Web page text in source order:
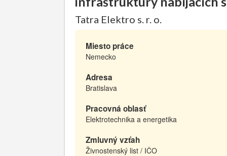
Tatra Elektro s. r. o.
Miesto práce
Nemecko
Adresa
Bratislava
Pracovná oblasť
Elektrotechnika a energetika
Zmluvný vzťah
Živnostenský list / IČO